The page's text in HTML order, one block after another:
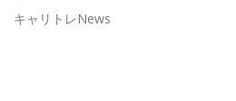
キャリトレNews